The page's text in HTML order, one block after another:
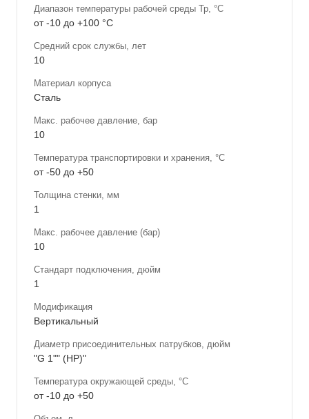
Диапазон температуры рабочей среды Тр, °С
от -10 до +100 °С
Средний срок службы, лет
10
Материал корпуса
Сталь
Макс. рабочее давление, бар
10
Температура транспортировки и хранения, °С
от -50 до +50
Толщина стенки, мм
1
Макс. рабочее давление (бар)
10
Стандарт подключения, дюйм
1
Модификация
Вертикальный
Диаметр присоединительных патрубков, дюйм
"G 1"" (НР)"
Температура окружающей среды, °С
от -10 до +50